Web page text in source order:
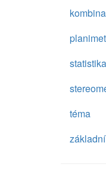
statistika
téma